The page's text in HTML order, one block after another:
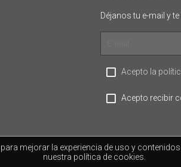
Déjanos tu e-mail y
Acepto la
Acepto recibir
mejorar la experiencia de uso y
nuestra política de cookies.